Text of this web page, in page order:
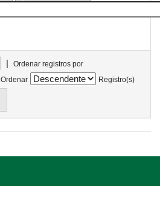
|
Ordenar registros por
Ordenar
Registro(s)